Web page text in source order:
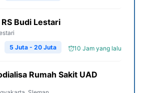
Budi Lestari
10 Jam yang lalu
5 Juta - 20 Juta
Rumah Sakit UAD